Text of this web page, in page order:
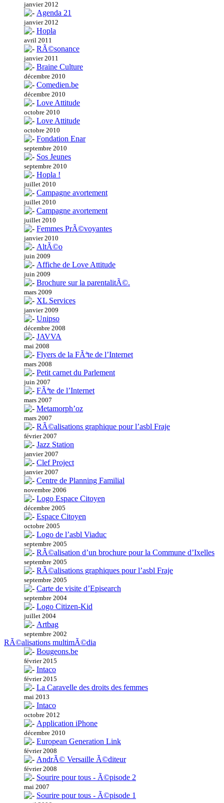
janvier 2012
Agenda 21
janvier 2012
Hopla
avril 2011
RÃ©sonance
janvier 2011
Braine Culture
décembre 2010
Comedien.be
décembre 2010
Love Attitude
octobre 2010
Love Attitude
octobre 2010
Fondation Enar
septembre 2010
Sos Jeunes
septembre 2010
Hopla !
juillet 2010
Campagne avortement
juillet 2010
Campagne avortement
juillet 2010
Femmes PrÃ©voyantes
janvier 2010
AltÃ©o
juin 2009
Affiche de Love Attitude
juin 2009
Brochure sur la parentalitÃ©.
mars 2009
XL Services
janvier 2009
Unipso
décembre 2008
JAVVA
mai 2008
Flyers de la FÃªte de l’Internet
mars 2008
Petit carnet du Parlement
juin 2007
FÃªte de l’Internet
mars 2007
Metamorph’oz
mars 2007
RÃ©alisations graphique pour l’asbl Fraje
février 2007
Jazz Station
janvier 2007
Clef Project
janvier 2007
Centre de Planning Familial
novembre 2006
Logo Espace Citoyen
décembre 2005
Espace Citoyen
octobre 2005
Logo de l’asbl Viaduc
septembre 2005
RÃ©alisation d’un brochure pour la Commune d’Ixelles
septembre 2005
RÃ©alisations graphiques pour l’asbl Fraje
septembre 2005
Carte de visite d’Episearch
septembre 2004
Logo Citizen-Kid
juillet 2004
Artbag
septembre 2002
RÃ©alisations multimÃ©dia
Bougeons.be
février 2015
Intaco
février 2015
La Caravelle des droits des femmes
mai 2013
Intaco
octobre 2012
Application iPhone
décembre 2010
European Generation Link
février 2008
AndrÃ© Versaille Ã©diteur
février 2008
Sourire pour tous - Ã©pisode 2
mai 2007
Sourire pour tous - Ã©pisode 1